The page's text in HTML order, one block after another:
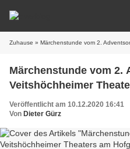
Zuhause » Märchenstunde vom 2.
Märchenstunde vom 2.
Veitshöchheimer
Veröffentlicht am 10.12.2020 16:41
Von Dieter Gürz